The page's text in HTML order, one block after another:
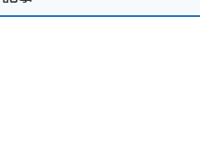
。道の駅 あらいを拠点に、周辺の観光ス
もおすすめです。